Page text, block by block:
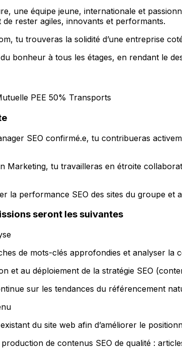
une équipe jeune, internationale et
rester agiles, innovants et performants.
tu trouveras la solidité d’une entreprise
bonheur à tous les étages, en rendant le
PEE 50% Transports
SEO confirmé.e, tu contribueras
Marketing, tu travailleras en étroite
la performance SEO des sites du groupe
seront les suivantes
de mots-clés approfondies et analyser la
et au déploiement de la stratégie SEO
sur les tendances du référencement
du site web afin d’améliorer le
de contenus SEO de qualité :